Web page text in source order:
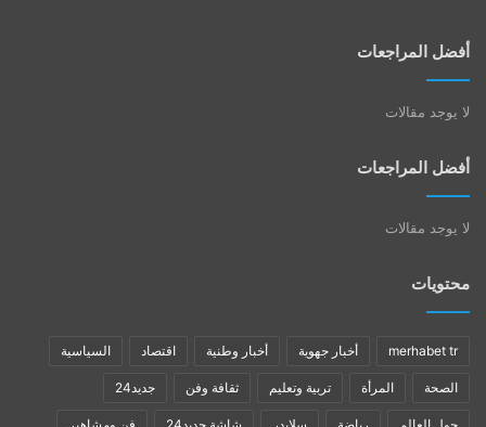
أفضل المراجعات
لا يوجد مقالات
أفضل المراجعات
لا يوجد مقالات
محتويات
merhabet tr أخبار جهوية أخبار وطنية اقتصاد السياسية
الصحة المرأة تربية وتعليم ثقافة وفن جديد24